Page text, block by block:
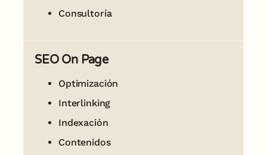
Consultoría
SEO On Page
Optimización
Interlinking
Indexación
Contenidos